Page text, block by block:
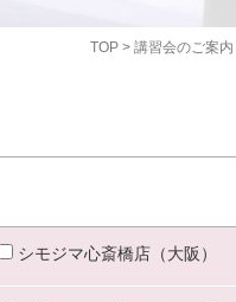
TOP > 講習会のご案内
シモジマ心斎橋店（大阪）